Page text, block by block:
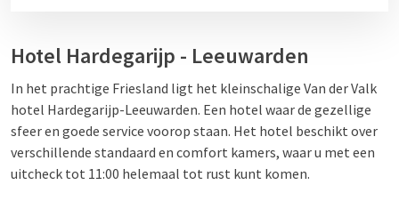
Hotel Hardegarijp - Leeuwarden
In het prachtige Friesland ligt het kleinschalige Van der Valk
hotel Hardegarijp-Leeuwarden. Een hotel waar de gezellige
sfeer en goede service voorop staan. Het hotel beschikt over
verschillende standaard en comfort kamers, waar u met een
uitcheck tot 11:00 helemaal tot rust kunt komen.